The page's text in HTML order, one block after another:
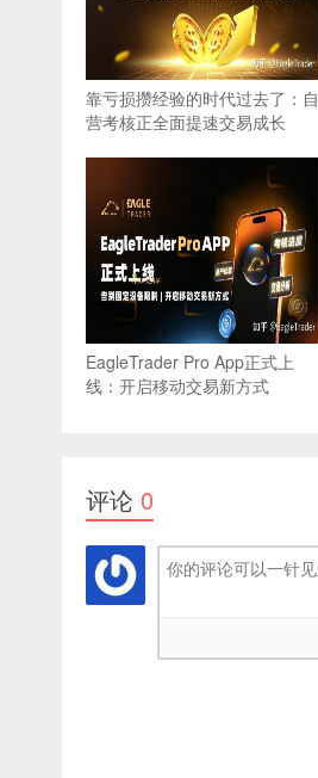
靠亏损攒经验的时代过去了：自
营考核正全面提速交易成长
EagleTrader Pro App正式上
线：开启移动交易新方式
评论 0